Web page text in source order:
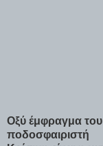
Οξύ έμφραγμα
ποδοσφαιριστή